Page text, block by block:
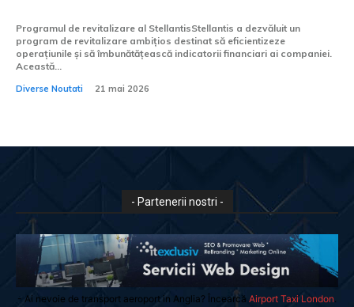
Programul de revitalizare al StellantisStellantis a dezvăluit un
program de revitalizare ambițios destinat să eficientizeze
operațiunile și să îmbunătățească indicatorii financiari ai companiei.
Această...
Diverse Noutati 21 mai 2026
- Partenerii nostri -
- Ai nevoie de transport aeroport in Anglia? Încearcă Airport Taxi London.